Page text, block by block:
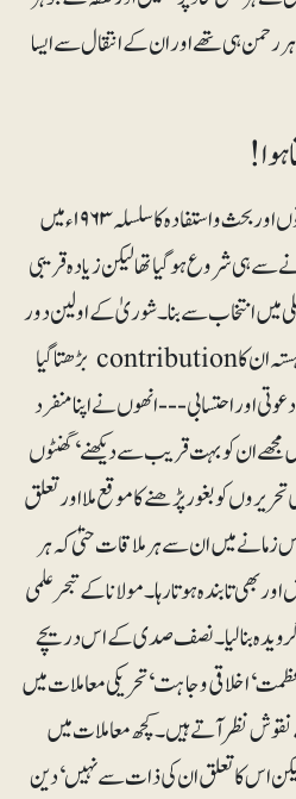
گوہر رحمن ہی تھے اور ان کے انتقال سے ایسا
مولانا گوہررحمن مرحوم سے ملاقاتوں اور بحث و استفادہ کا سلسلہ ۱۹۶۳ء میں
ہی شروع ہو گیا تھا لیکن زیادہ قریبی
میں انتخاب سے بنا۔ شوریٰ کے اولین دور
میں وہ نسبتاً کم گو تھے لیکن آہستہ آہستہ ان کا contribution بڑھتا گیا
اور احتسابی--- انھوں نے اپنا منفرد
۲۰‘ ۲۵ سال میں مجھے ان کو بہت قریب سے دیکھنے‘ گھنٹوں
کو بغور پڑھنے کا موقع ملا اور تعلق
زمانے میں ان سے ہر ملاقات حتیٰ کہ ہر
تابندہ ہوتا رہا۔ مولانا کے تبحرعلمی
بنا لیا۔ نصف صدی کے اس دریچے
اخلاقی وجاہت‘ تحریکی معاملات میں
نظر آتے ہیں۔ کچھ معاملات میں
اس کا تعلق ان کی ذات سے نہیں‘ دین